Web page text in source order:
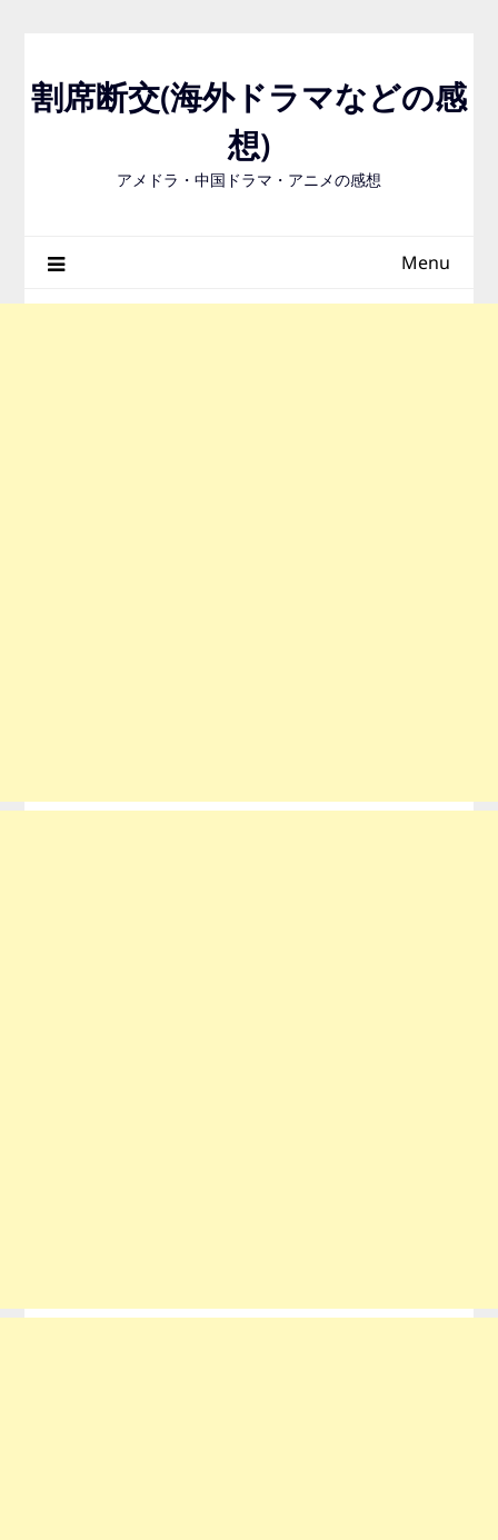
割席断交(海外ドラマなどの感
想)
アメドラ・中国ドラマ・アニメの感想
Menu